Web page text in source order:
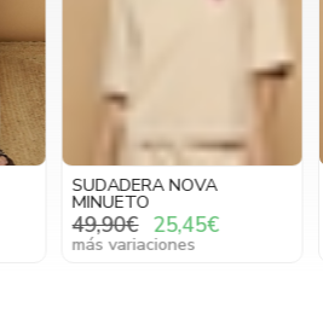
SUDADERA NOVA
MINUETO
49,90€ 25,45€
más variaciones